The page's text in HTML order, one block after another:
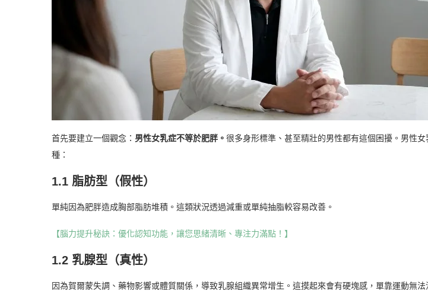
首先要建立一個觀念： 男性女乳症不等於肥胖。 很多身形標準、甚至精壯的男性都有這個困擾。男性
種：
1.1 脂肪型（假性）
單純因為肥胖造成胸部脂肪堆積。這類狀況透過減重或單純抽脂較容易改善。
【腦力提升秘訣：優化認知功能，讓您思緒清晰、專注力滿點！】
1.2 乳腺型（真性）
因為賀爾蒙失調、藥物影響或體質關係，導致乳腺組織異常增生。這摸起來會有硬塊感，單靠運動無法